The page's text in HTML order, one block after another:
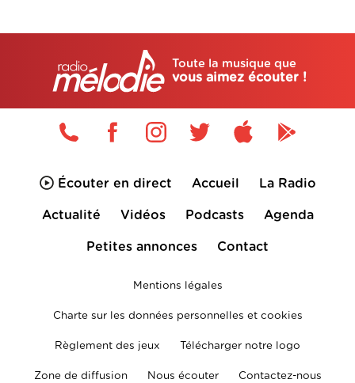
Toute la musique que
vous aimez écouter !
Écouter en direct Accueil La Radio
Actualité Vidéos Podcasts Agenda
Petites annonces Contact
Mentions légales
Charte sur les données personnelles et cookies
Règlement des jeux Télécharger notre logo
Zone de diffusion Nous écouter Contactez-nous